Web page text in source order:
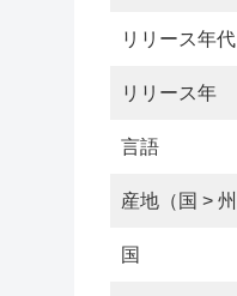
リリース年代
リリース年
言語
産地（国 > 州
国